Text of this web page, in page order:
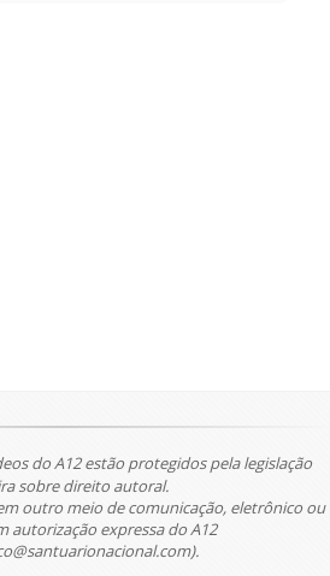
do A12 estão protegidos pela legislação
sobre direito autoral.
outro meio de comunicação, eletrônico ou
autorização expressa do A12